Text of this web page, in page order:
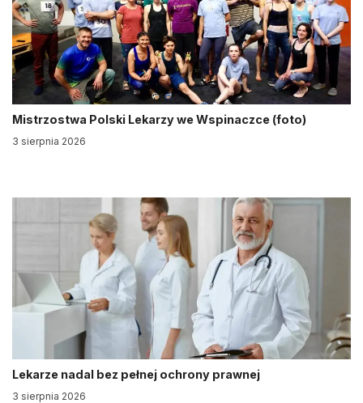
Mistrzostwa Polski Lekarzy we Wspinaczce (foto)
3 sierpnia 2026
Lekarze nadal bez pełnej ochrony prawnej
3 sierpnia 2026